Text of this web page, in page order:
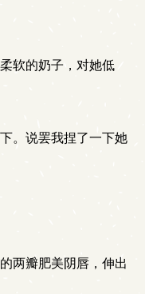
软的奶子，对她低
。说罢我捏了一下她
两瓣肥美阴唇，伸出